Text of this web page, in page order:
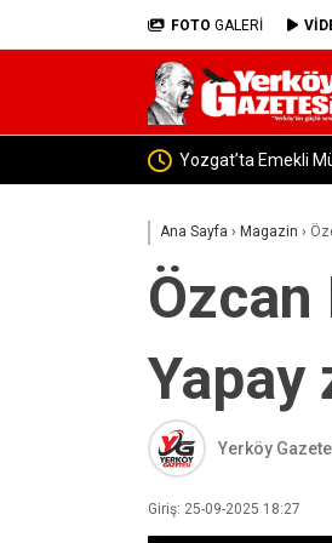
FOTO GALERİ
Ana Sayfa › Magazin ›
Yapay
Yerköy
Giriş: 25-09-2025 18:27